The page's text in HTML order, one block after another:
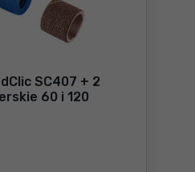
SC407 + 2
60 i 120